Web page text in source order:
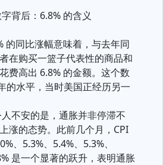
背后：6.8% 的含义
的同比涨幅意味着，与去年同
在购买一篮子代表性的商品和
费高出 6.8% 的金额。这个数
的水平，当时美国正经历另一
不安的是，通胀并非停滞不
涨的态势。此前几个月，CPI
、5.3%、5.4%、5.3%、
是一个显著的跃升，表明通胀